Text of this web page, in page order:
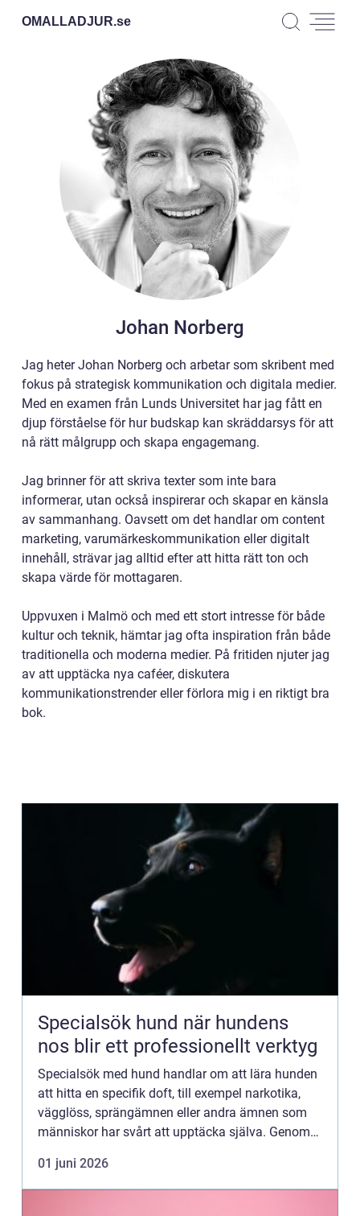
OMALLADJUR.se
Johan Norberg
Jag heter Johan Norberg och arbetar som skribent med
fokus på strategisk kommunikation och digitala medier.
Med en examen från Lunds Universitet har jag fått en
djup förståelse för hur budskap kan skräddarsys för att
nå rätt målgrupp och skapa engagemang.
Jag brinner för att skriva texter som inte bara
informerar, utan också inspirerar och skapar en känsla
av sammanhang. Oavsett om det handlar om content
marketing, varumärkeskommunikation eller digitalt
innehåll, strävar jag alltid efter att hitta rätt ton och
skapa värde för mottagaren.
Uppvuxen i Malmö och med ett stort intresse för både
kultur och teknik, hämtar jag ofta inspiration från både
traditionella och moderna medier. På fritiden njuter jag
av att upptäcka nya caféer, diskutera
kommunikationstrender eller förlora mig i en riktigt bra
bok.
Specialsök hund när hundens
nos blir ett professionellt verktyg
Specialsök med hund handlar om att lära hunden
att hitta en specifik doft, till exempel narkotika,
vägglöss, sprängämnen eller andra ämnen som
människor har svårt att upptäcka själva. Genom
sällskapshundar ut...
01 juni 2026